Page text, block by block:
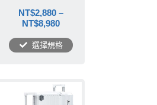
NT$2,880 –
NT$8,980
選擇規格